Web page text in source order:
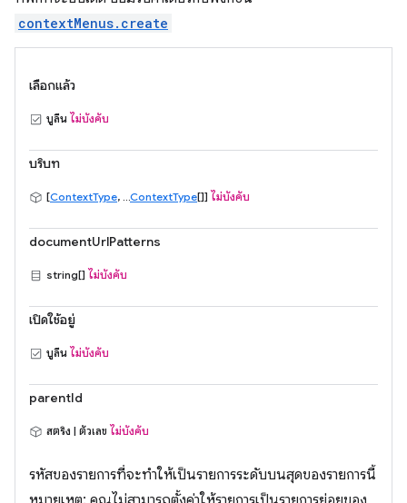
contextMenus.create
เลือกแล้ว
บูลีน ไม่บังคับ
บริบท
[ContextType, ...ContextType[]] ไม่บังคับ
documentUrlPatterns
string[] ไม่บังคับ
เปิดใช้อยู่
บูลีน ไม่บังคับ
parentId
สตริง | ตัวเลข ไม่บังคับ
รหัสของรายการที่จะทำให้เป็นรายการระดับบนสุดของรายการนี้